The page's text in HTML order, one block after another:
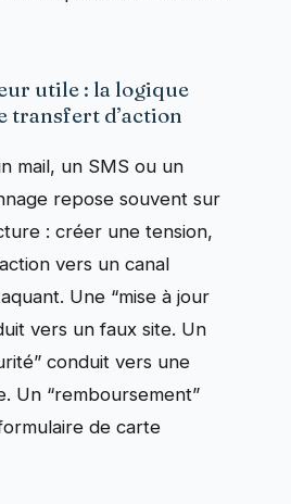
utile : la logique
transfert d’action
mail, un SMS ou un
repose souvent sur
: créer une tension,
vers un canal
Une “mise à jour
vers un faux site. Un
conduit vers une
Un “remboursement”
de carte